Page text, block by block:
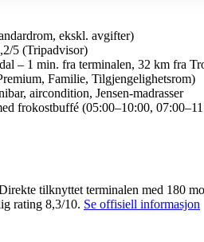
ekskl. avgifter)
5 (Tripadvisor)
– 1 min. fra terminalen, 32 km fra
Familie, Tilgjengelighetsrom)
aircondition, Jensen-madrasser
frokostbuffé (05:00–10:00,
tilknyttet terminalen med 180
rating 8,3/10. Se offisiell informasjon